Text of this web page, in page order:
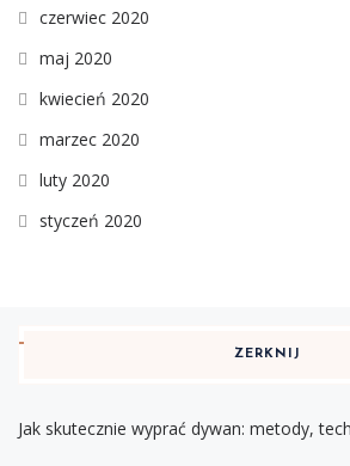
czerwiec 2020
maj 2020
kwiecień 2020
marzec 2020
luty 2020
styczeń 2020
ZERKNIJ
Jak skutecznie wyprać dywan: metody,